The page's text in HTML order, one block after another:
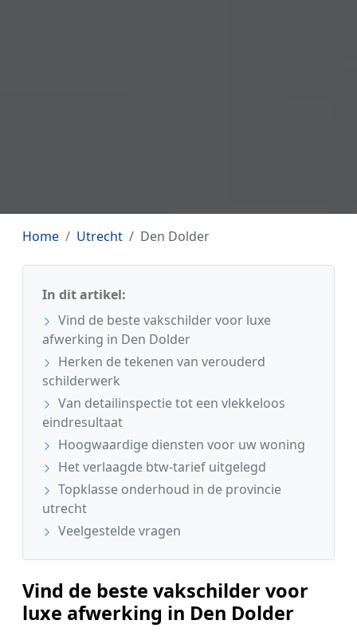
Home Utrecht Den Dolder
In dit artikel:
Vind de beste vakschilder voor luxe
afwerking in Den Dolder
Herken de tekenen van verouderd
schilderwerk
Van detailinspectie tot een vlekkeloos
eindresultaat
Hoogwaardige diensten voor uw woning
Het verlaagde btw-tarief uitgelegd
Topklasse onderhoud in de provincie
utrecht
Veelgestelde vragen
Vind de beste vakschilder voor
luxe afwerking in Den Dolder